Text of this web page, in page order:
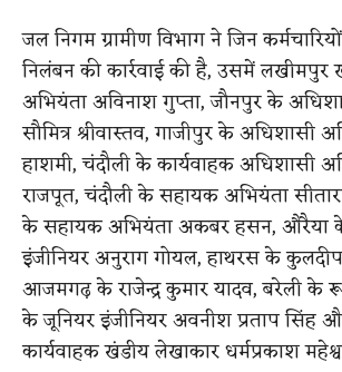
जल निगम ग्रामीण विभाग ने जिन
निलंबन की कार्रवाई की है, उसमें लखीमपुर
अभियंता अविनाश गुप्ता, जौनपुर के
सौमित्र श्रीवास्तव, गाजीपुर के अधिशासी
हाशमी, चंदौली के कार्यवाहक अधिशासी
राजपूत, चंदौली के सहायक अभियंता
के सहायक अभियंता अकबर हसन, औरैया
इंजीनियर अनुराग गोयल, हाथरस के
आजमगढ़ के राजेन्द्र कुमार यादव, बरेली के
के जूनियर इंजीनियर अवनीश प्रताप सिंह
कार्यवाहक खंडीय लेखाकार धर्मप्रकाश